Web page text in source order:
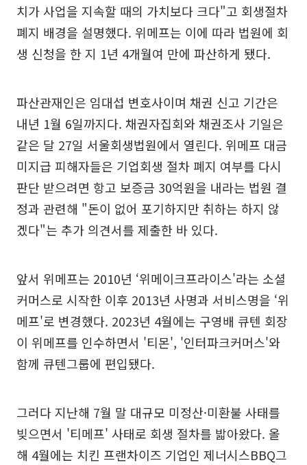
치가 사업을 지속할 때의 가치보다 크다"고 회생절차
폐지 배경을 설명했다. 위메프는 이에 따라 법원에 회
생 신청을 한 지 1년 4개월여 만에 파산하게 됐다.
파산관재인은 임대섭 변호사이며 채권 신고 기간은
내년 1월 6일까지다. 채권자집회와 채권조사 기일은
같은 달 27일 서울회생법원에서 열린다. 위메프 대금
미지급 피해자들은 기업회생 절차 폐지 여부를 다시
판단 받으려면 항고 보증금 30억원을 내라는 법원 결
정과 관련해 "돈이 없어 포기하지만 취하는 하지 않
겠다"는 추가 의견서를 제출한 바 있다.
앞서 위메프는 2010년 ‘위메이크프라이스'라는 소셜
커머스로 시작한 이후 2013년 사명과 서비스명을 ‘위
메프'로 변경했다. 2023년 4월에는 구영배 큐텐 회장
이 위메프를 인수하면서 '티몬', '인터파크커머스'와
함께 큐텐그룹에 편입됐다.
그러다 지난해 7월 말 대규모 미정산·미환불 사태를
빚으면서 '티메프' 사태로 회생 절차를 밟아왔다. 올
해 4월에는 치킨 프랜차이즈 기업인 제너시스BBQ그